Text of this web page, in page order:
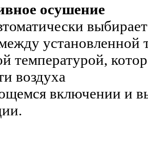
осушение
установленной
температурой,
воздуха
включении и